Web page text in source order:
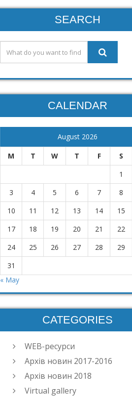
SEARCH
CALENDAR
August 2026
M T W T F S
1
3
4 5 6 7 8
10
11 12 13 14 15
17
18 19 20 21 22
24
25 26 27 28 29
31
« May
CATEGORIES
WEB-ресурси
Архів новин 2017-2016
Архів новин 2018
Virtual gallery